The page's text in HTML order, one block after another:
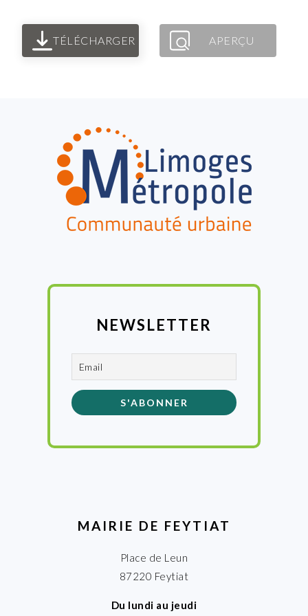
TÉLÉCHARGER APERÇU
NEWSLETTER
MAIRIE DE FEYTIAT
Place de Leun
87220 Feytiat
Du lundi au jeudi